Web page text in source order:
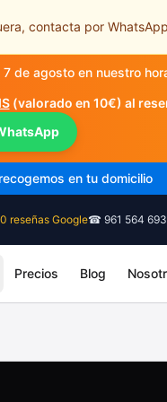
contacta por
7 de agosto en nuestro
(valorado en 10€) al
sin compromiso
reseñas Google☎ 961 564 693
Precios Blog